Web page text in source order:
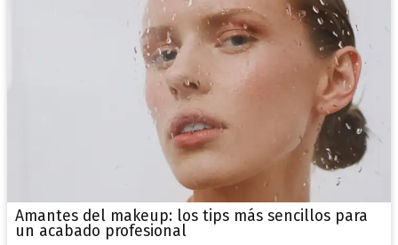
Amantes del makeup: los tips más sencillos para
un acabado profesional